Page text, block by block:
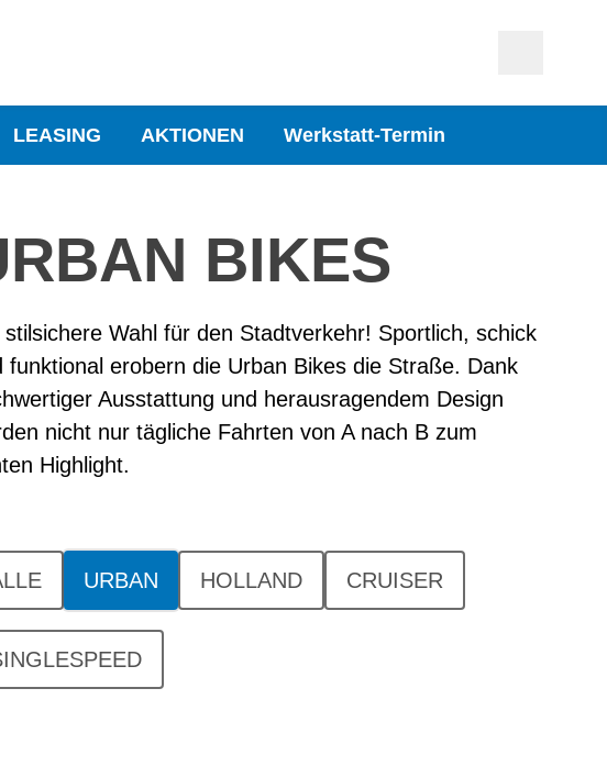
LEASING AKTIONEN Werkstatt-Termin
BIKES
stilsichere Wahl für den Stadtverkehr! Sportlich, schick
funktional erobern die Urban Bikes die Straße. Dank
Ausstattung und herausragendem Design
nicht nur tägliche Fahrten von A nach B zum
Highlight.
URBAN HOLLAND CRUISER